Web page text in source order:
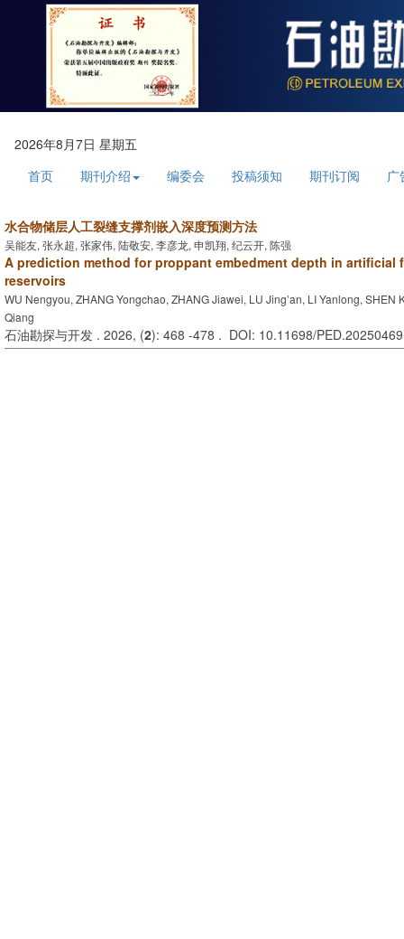
2026年8月7日 星期五
首页
期刊介绍 编委会 投稿须知 期刊订阅 广
水合物储层人工裂缝支撑剂嵌入深度预测方法
吴能友, 张永超, 张家伟, 陆敬安, 李彦龙, 申凯翔, 纪云开, 陈强
A prediction method for proppant embedment depth in artificial
reservoirs
WU Nengyou, ZHANG Yongchao, ZHANG Jiawei, LU Jing’an, LI Yanlong, SHEN
Qiang
石油勘探与开发 . 2026, (2): 468 -478 . DOI: 10.11698/PED.20250469